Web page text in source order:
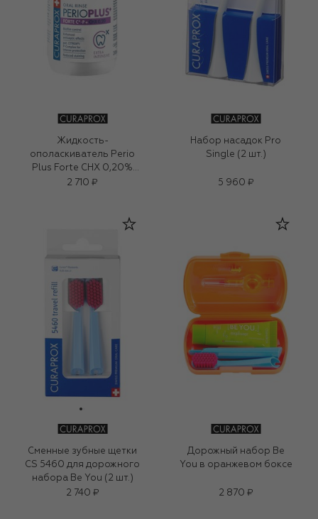
Жидкость-
ополаскиватель Perio
Plus Forte CHX 0,20%
(200ml)
2 710 ₽
Набор насадок Pro
Single (2 шт.)
5 960 ₽
Сменные зубные щетки
CS 5460 для дорожного
набора Be You (2 шт.)
2 740 ₽
Дорожный набор Be
You в оранжевом боксе
2 870 ₽